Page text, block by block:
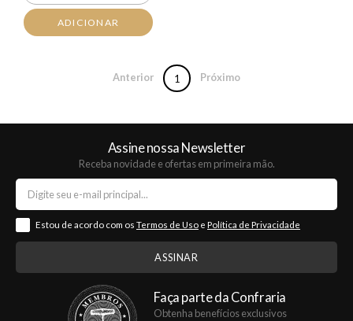
ADICIONAR
Anterior 1 Próximo
Assine nossa Newsletter
Receba novidade e ofertas em primeira mão.
Estou de acordo com os Termos de Uso e Política de Privacidade
Faça parte da Confraria
Obtenha benefícios exclusivos